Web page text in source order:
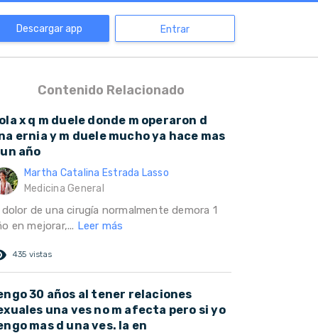
Descargar app Entrar
Contenido Relacionado
x q m duele donde m operaron d
ernia y m duele mucho ya hace mas
año
Martha Catalina Estrada Lasso
Medicina General
dolor de una cirugía normalmente demora 1
en mejorar,... Leer más
435 vistas
30 años al tener relaciones
una ves no m afecta pero si yo
mas d una ves. la en